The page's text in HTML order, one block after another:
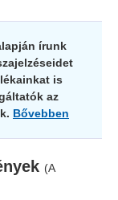
írunk
is
az
Bővebben
(A